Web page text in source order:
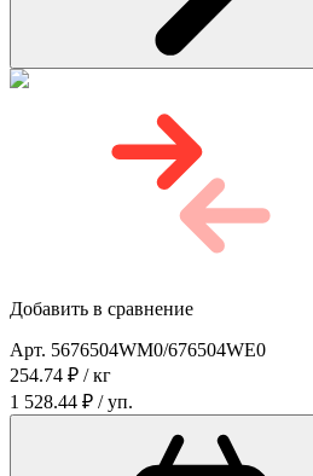
Добавить в сравнение
Арт. 5676504WM0/676504WE0
254.74 ₽ / кг
1 528.44 ₽ / уп.